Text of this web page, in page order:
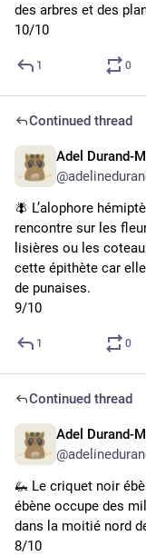
des arbres et des
10/10
1 0
Continued thread
Adel Durand-
🪰 L’alophore
rencontre sur les
lisières ou les
cette épithète car
de punaises.
9/10
1 0
Continued thread
Adel Durand-
🦗 Le criquet noir
ébène occupe des
dans la moitié nord
8/10